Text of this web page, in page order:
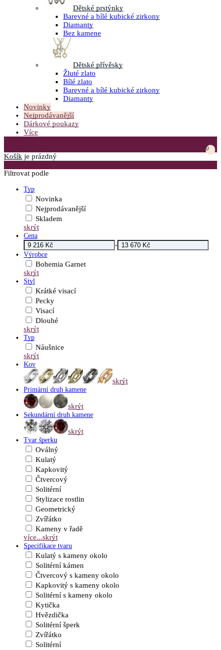
Dětské prstýnky
Barevné a bílé kubické zirkony
Diamanty
Bez kamene
Dětské přívěsky
Žluté zlato
Bílé zlato
Barevné a bílé kubické zirkony
Diamanty
Novinky
Nejprodávanější
Dárkové poukazy
Více
0
Košík je prázdný
Filtrovat podle
Typ
Novinka
Nejprodávanější
Skladem
skrýt
Cena
-
Výrobce
Bohemia Garnet
skrýt
Styl
Krátké visací
Pecky
Visací
Dlouhé
skrýt
Typ
Náušnice
skrýt
Kov
skrýt
Primární druh kamene
skrýt
Sekundární druh kamene
skrýt
Tvar šperku
Oválný
Kulatý
Kapkovitý
Čtvercový
Solitérní
Stylizace rostlin
Geometrický
Zvířátko
Kameny v řadě
více...skrýt
Specifikace tvaru
Kulatý s kameny okolo
Solitérní kámen
Čtvercový s kameny okolo
Kapkovitý s kameny okolo
Solitérní s kameny okolo
Kytička
Hvězdička
Solitérní šperk
Zvířátko
Solitérní